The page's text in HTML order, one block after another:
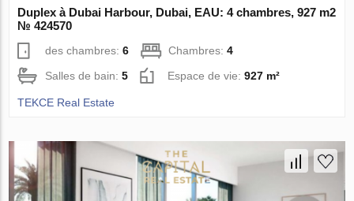
Duplex à Dubai Harbour, Dubai, EAU: 4 chambres, 927 m2
№ 424570
des chambres:6 Chambres:4
Salles de bain:5 Espace de vie:927 m²
TEKCE Real Estate